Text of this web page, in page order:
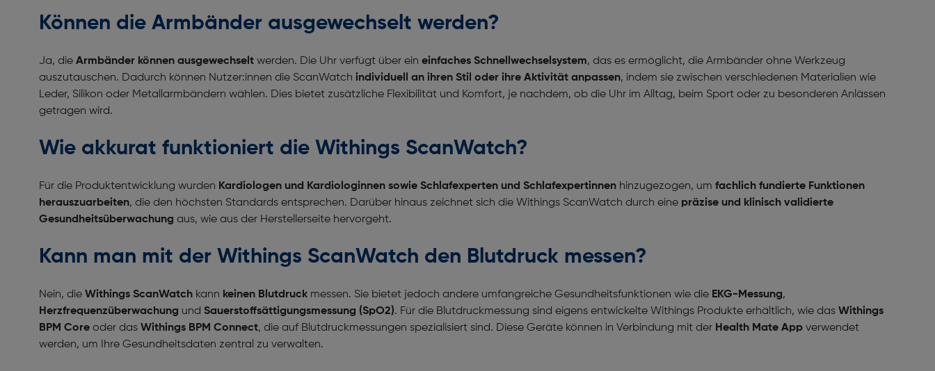
Können die Armbänder ausgewechselt werden?
Ja, die Armbänder können ausgewechselt werden. Die Uhr verfügt über ein einfaches Schnellwechselsystem, das es ermöglicht, die Armbänder ohne Werkzeug
auszutauschen. Dadurch können Nutzer:innen die ScanWatch individuell an ihren Stil oder ihre Aktivität anpassen, indem sie zwischen verschiedenen Materialien wie
Leder, Silikon oder Metallarmbändern wählen. Dies bietet zusätzliche Flexibilität und Komfort, je nachdem, ob die Uhr im Alltag, beim Sport oder zu besonderen Anlässen
getragen wird.
Wie akkurat funktioniert die Withings ScanWatch?
Für die Produktentwicklung wurden Kardiologen und Kardiologinnen sowie Schlafexperten und Schlafexpertinnen hinzugezogen, um fachlich fundierte Funktionen
herauszuarbeiten, die den höchsten Standards entsprechen. Darüber hinaus zeichnet sich die Withings ScanWatch durch eine präzise und klinisch validierte
Gesundheitsüberwachung aus, wie aus der Herstellerseite hervorgeht.
Kann man mit der Withings ScanWatch den Blutdruck messen?
Nein, die Withings ScanWatch kann keinen Blutdruck messen. Sie bietet jedoch andere umfangreiche Gesundheitsfunktionen wie die EKG-Messung,
Herzfrequenzüberwachung und Sauerstoffsättigungsmessung (SpO2). Für die Blutdruckmessung sind eigens entwickelte Withings Produkte erhältlich, wie das Withings
BPM Core oder das Withings BPM Connect, die auf Blutdruckmessungen spezialisiert sind. Diese Geräte können in Verbindung mit der Health Mate App verwendet
werden, um Ihre Gesundheitsdaten zentral zu verwalten.